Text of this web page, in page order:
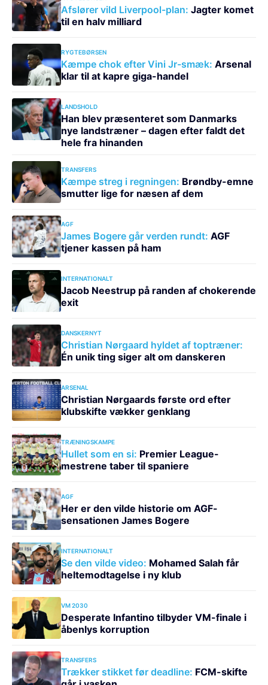
Afslører vild Liverpool-plan: Jagter komet
til en halv milliard
RYGTEBØRSEN
Kæmpe chok efter Vini Jr-smæk: Arsenal
klar til at kapre giga-handel
LANDSHOLD
Han blev præsenteret som Danmarks
nye landstræner – dagen efter faldt det
hele fra hinanden
TRANSFERS
Kæmpe streg i regningen: Brøndby-emne
smutter lige for næsen af dem
AGF
James Bogere går verden rundt: AGF
tjener kassen på ham
INTERNATIONALT
Jacob Neestrup på randen af chokerende
exit
DANSKERNYT
Christian Nørgaard hyldet af toptræner:
Én unik ting siger alt om danskeren
ARSENAL
Christian Nørgaards første ord efter
klubskifte vækker genklang
TRÆNINGSKAMPE
Hullet som en si: Premier League-
mestrene taber til spaniere
AGF
Her er den vilde historie om AGF-
sensationen James Bogere
INTERNATIONALT
Se den vilde video: Mohamed Salah får
heltemodtagelse i ny klub
VM 2030
Desperate Infantino tilbyder VM-finale i
åbenlys korruption
TRANSFERS
Trækker stikket før deadline: FCM-skifte